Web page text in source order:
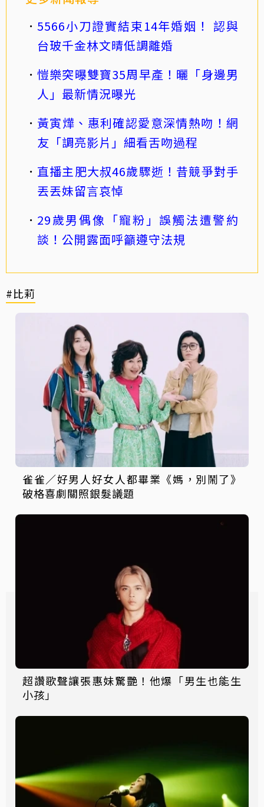
5566小刀證實結束14年婚姻！ 認與
台玻千金林文晴低調離婚
愷樂突曝雙寶35周早產！曬「身邊男
人」最新情況曝光
黃寅燁、惠利確認愛意深情熱吻！網
友「調亮影片」細看舌吻過程
直播主肥大叔46歲驟逝！昔競爭對手
丟丟妹留言哀悼
29歲男偶像「寵粉」誤觸法遭警約
談！公開露面呼籲遵守法規
#比莉
雀雀／好男人好女人都畢業《媽，別鬧了》
破格喜劇關照銀髮議題
超讚歌聲讓張惠妹驚艷！他爆「男生也能生
小孩」